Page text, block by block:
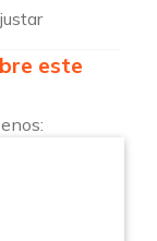
este